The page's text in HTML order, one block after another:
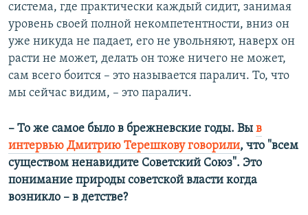
система, где практически каждый сидит, занимая
уровень своей полной некомпетентности, вниз он
уже никуда не падает, его не увольняют, наверх он
расти не может, делать он тоже ничего не может,
сам всего боится – это называется паралич. То, что
мы сейчас видим, – это паралич.
– То же самое было в брежневские годы. Вы в
интервью Дмитрию Терешкову говорили, что "всем
существом ненавидите Советский Союз". Это
понимание природы советской власти когда
возникло – в детстве?